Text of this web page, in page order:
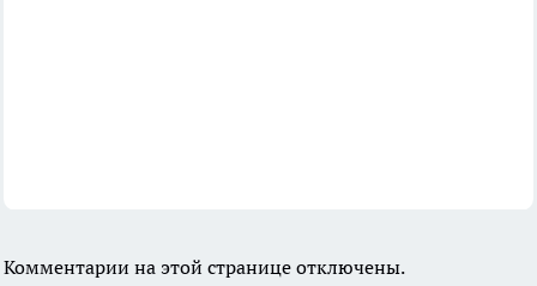
Комментарии на этой странице отключены.